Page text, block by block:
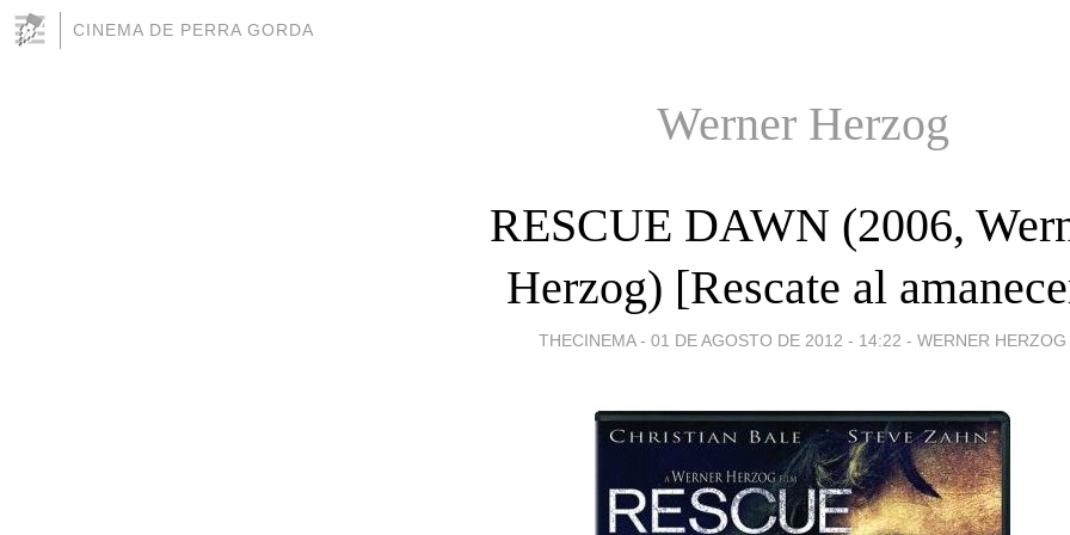
CINEMA DE PERRA GORDA
Werner Herzog
RESCUE DAWN (2006,
Herzog) [Rescate al
THECINEMA - 01 DE AGOSTO DE 2012 - 14:22 - WERNER HERZOG